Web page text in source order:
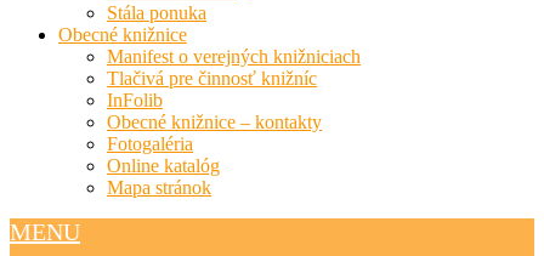
Stála ponuka
Obecné knižnice
Manifest o verejných knižniciach
Tlačivá pre činnosť knižníc
InFolib
Obecné knižnice – kontakty
Fotogaléria
Online katalóg
Mapa stránok
MENU